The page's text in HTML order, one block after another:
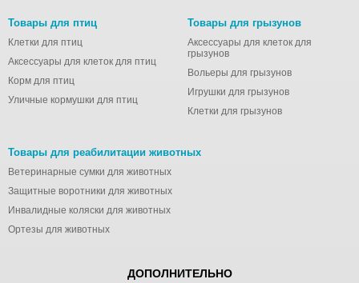
Товары для птиц
Клетки для птиц
Аксессуары для клеток для птиц
Корм для птиц
Уличные кормушки для птиц
Товары для грызунов
Аксессуары для клеток для
грызунов
Вольеры для грызунов
Игрушки для грызунов
Клетки для грызунов
Товары для реабилитации животных
Ветеринарные сумки для животных
Защитные воротники для животных
Инвалидные коляски для животных
Ортезы для животных
ДОПОЛНИТЕЛЬНО